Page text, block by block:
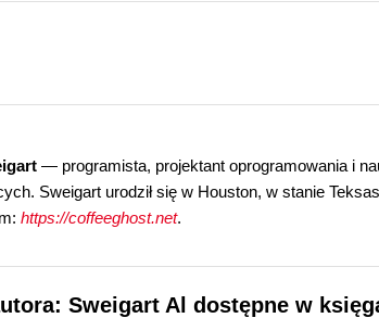
— programista, projektant oprogramowania i
Sweigart urodził się w Houston, w stanie
https://coffeeghost.net.
Sweigart Al dostępne w